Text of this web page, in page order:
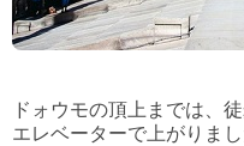
ドォウモの頂上までは、
エレベーターで上がりまし